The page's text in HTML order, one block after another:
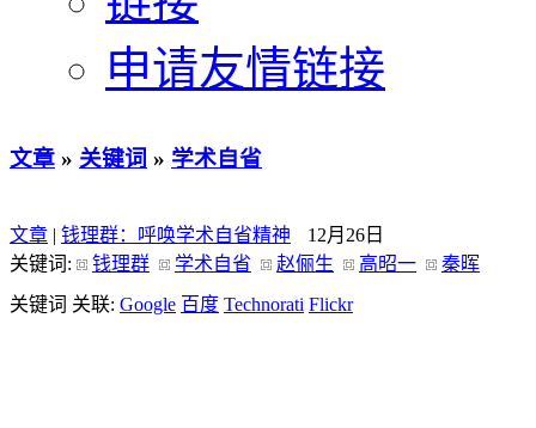
申请友情链接
文章 » 关键词 » 学术自省
文章 | 钱理群：呼唤学术自省精神
12月26日
关键词:
钱理群 学术自省 赵俪生 高昭一
秦晖
关键词 关联: Google 百度 Technorati Flickr